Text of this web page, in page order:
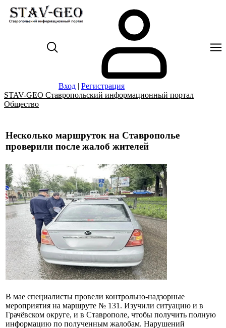
Вход | Регистрация
STAV-GEO Ставропольский информационный портал
Общество
Несколько маршруток на Ставрополье
проверили после жалоб жителей
В мае специалисты провели контрольно-надзорные
мероприятия на маршруте № 131. Изучили ситуацию и в
Грачёвском округе, и в Ставрополе, чтобы получить полную
информацию по полученным жалобам. Нарушений